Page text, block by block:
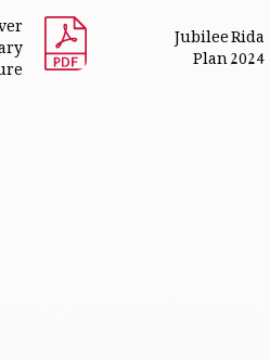
Jubilee Rida
Plan 2024